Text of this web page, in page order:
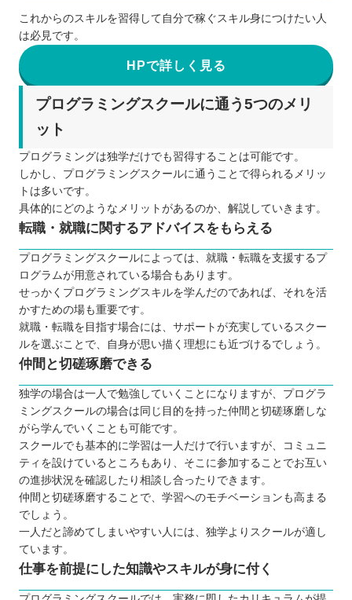
これからのスキルを習得して自分で稼ぐスキル身につけたい人
は必見です。
HPで詳しく見る
プログラミングスクールに通う5つのメリ
ット
プログラミングは独学だけでも習得することは可能です。
しかし、プログラミングスクールに通うことで得られるメリッ
トは多いです。
具体的にどのようなメリットがあるのか、解説していきます。
転職・就職に関するアドバイスをもらえる
プログラミングスクールによっては、就職・転職を支援するプ
ログラムが用意されている場合もあります。
せっかくプログラミングスキルを学んだのであれば、それを活
かすための場も重要です。
就職・転職を目指す場合には、サポートが充実しているスクー
ルを選ぶことで、自身が思い描く理想にも近づけるでしょう。
仲間と切磋琢磨できる
独学の場合は一人で勉強していくことになりますが、プログラ
ミングスクールの場合は同じ目的を持った仲間と切磋琢磨しな
がら学んでいくことも可能です。
スクールでも基本的に学習は一人だけで行いますが、コミュニ
ティを設けているところもあり、そこに参加することでお互い
の進捗状況を確認したり相談し合ったりできます。
仲間と切磋琢磨することで、学習へのモチベーションも高まる
でしょう。
一人だと諦めてしまいやすい人には、独学よりスクールが適し
ています。
仕事を前提にした知識やスキルが身に付く